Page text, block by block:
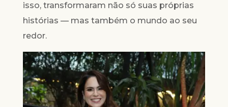
isso, transformaram não só suas próprias
histórias — mas também o mundo ao seu
redor.